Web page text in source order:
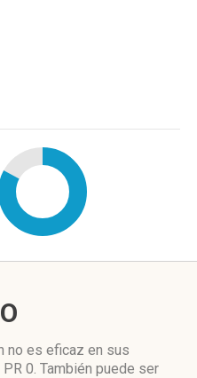
no es eficaz en sus
0. También puede ser